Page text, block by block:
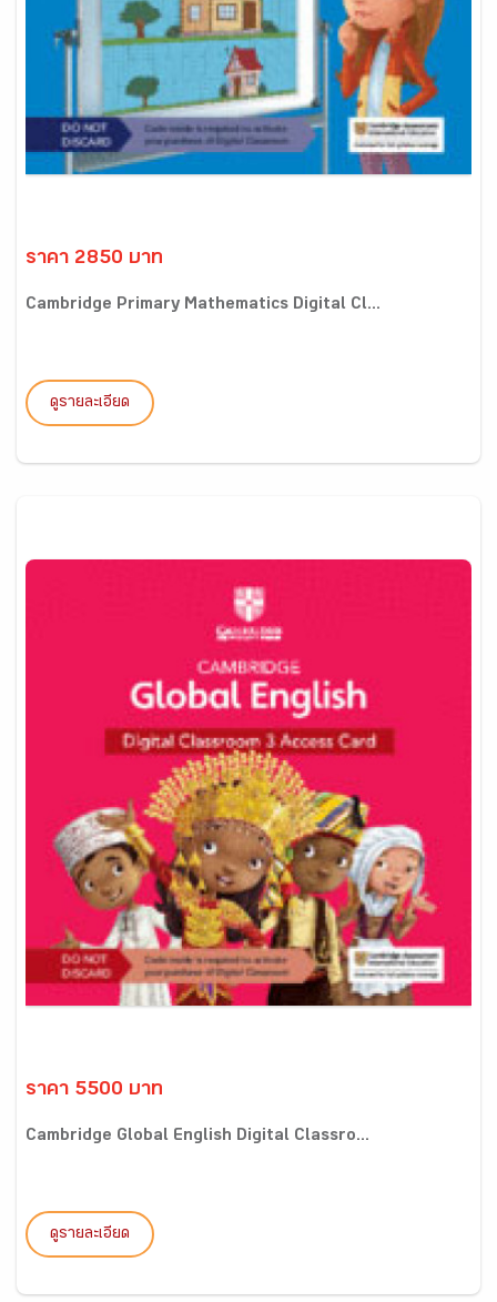
ราคา 2850 บาท
Cambridge Primary Mathematics Digital Cl...
ดูรายละเอียด
ราคา 5500 บาท
Cambridge Global English Digital Classro...
ดูรายละเอียด